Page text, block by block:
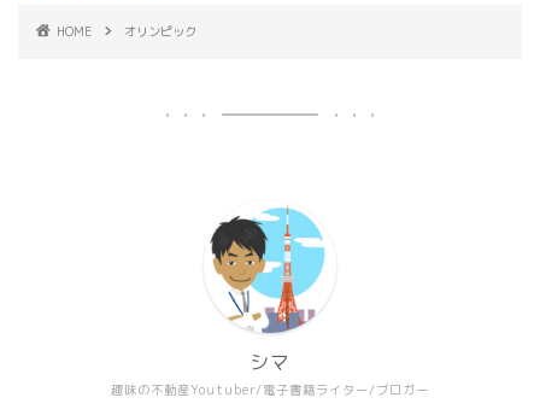
HOME オリンピック
趣味の不動産Youtuber/電子書籍ライター/ブロガー
シマ